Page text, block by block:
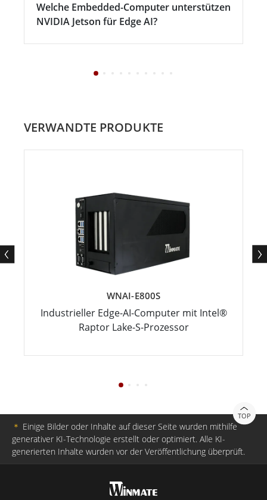
Welche Embedded-Computer unterstützen
NVIDIA Jetson für Edge AI?
VERWANDTE PRODUKTE
WNAI-E800S
Industrieller Edge-AI-Computer mit Intel®
Raptor Lake-S-Prozessor
TOP
＊ Einige Bilder oder Inhalte auf dieser Seite wurden mithilfe
generativer KI-Technologie erstellt oder optimiert. Alle KI-
generierten Inhalte wurden vor der Veröffentlichung überprüft.